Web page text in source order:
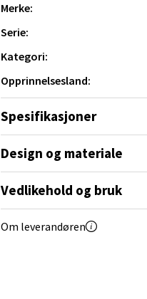
Merke:
Serie:
Kategori:
Opprinnelsesland:
Spesifikasjoner
Design og materiale
Vedlikehold og bruk
Om leverandøren
Velg